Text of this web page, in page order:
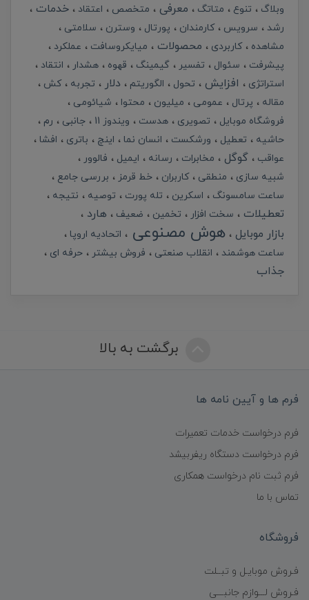
وبلاگ تنوع متاتگ معرفی متخصص اعتقاد خدمات
رشد سرویس کارمندان پورتال وسترن
سلامتی
مشاهده
کاربردی محصولات میایکروسافت
عملکرد
پیشرفت
سئوال تفسیر گیمینگ قهوه هشدار
انتقاد
استراتژی
افزایش تحول الگوریتم دلار تجربه
کش
مقاله
پرتال عمومی میلیون محتوا
شیائومی
فروشگاه موبایل
تصویری هدست ویندوز 11 جانبی
رم
حاشیه
تعطیل ورشکست انسان نما اینچ باتری
افشا
عواقب
گوگل مخابرات رسانه ایمیل
فالوور
شبیه سازی
منطقی کاربران خط قرمز
بررسی جامع
ساعت سامسونگ
اسکرین تله پورت توصیه نتیجه
تعطیلات سخت افزار تخمین ضعیف
هارد
بازار موبایل
هوش مصنوعی
اتحادیه اروپا
ساعت هوشمند
انقلاب صنعتی فروش بیشتر حرفه ای
جذاب
برگشت به بالا
فرم ها و آیین نامه ها
فرم درخواست خدمات تعمیرات
فرم درخواست دستگاه ریفربیشد
فرم ثبت نام درخواست همکاری
تماس با ما
فروشگاه
فـروش موبایـل و تبــلت
فـروش لـــوازم جانبـــی